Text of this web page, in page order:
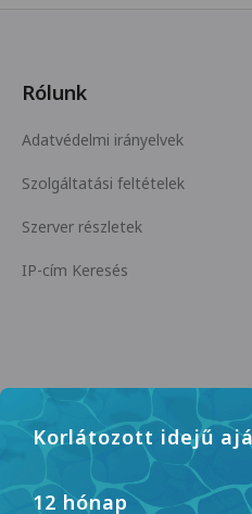
Korlátozott idejű
12 hónap
Rólunk
Adatvédelmi irányelvek
Szolgáltatási feltételek
Szerver részletek
IP-cím Keresés
Súgóközpont
panda7x24@gmail.com